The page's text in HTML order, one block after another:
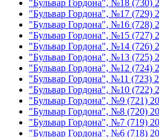
"Бульвар Гордона", №18 (730)
"Бульвар Гордона", №17 (729)
"Бульвар Гордона", №16 (728)
"Бульвар Гордона", №15 (727)
"Бульвар Гордона", №14 (726)
"Бульвар Гордона", №13 (725)
"Бульвар Гордона", №12 (724)
"Бульвар Гордона", №11 (723)
"Бульвар Гордона", №10 (722)
"Бульвар Гордона", №9 (721)
"Бульвар Гордона", №8 (720)
"Бульвар Гордона", №7 (719)
"Бульвар Гордона", №6 (718)